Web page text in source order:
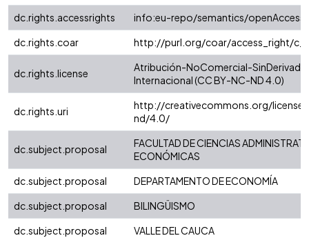
dc.rights.accessrights
info:eu-repo/semantics/openAccess
dc.rights.coar
http://purl.org/coar/access_right/
dc.rights.license
Atribución-NoComercial-
Internacional (CC BY-NC-ND 4.0)
dc.rights.uri
http://creativecommons.org/
nd/4.0/
dc.subject.proposal
FACULTAD DE CIENCIAS
ECONÓMICAS
dc.subject.proposal
DEPARTAMENTO DE ECONOMÍA
dc.subject.proposal
BILINGÜISMO
dc.subject.proposal
VALLE DEL CAUCA